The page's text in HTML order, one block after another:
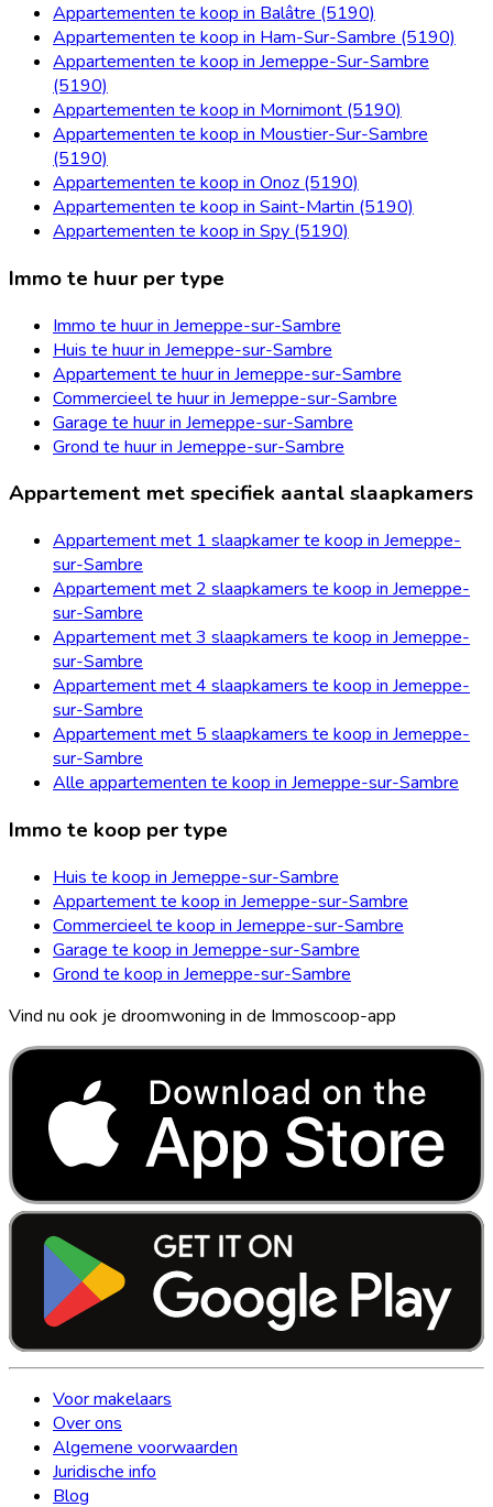
Appartementen te koop in Balâtre (5190)
Appartementen te koop in Ham-Sur-Sambre (5190)
Appartementen te koop in Jemeppe-Sur-Sambre
(5190)
Appartementen te koop in Mornimont (5190)
Appartementen te koop in Moustier-Sur-Sambre
(5190)
Appartementen te koop in Onoz (5190)
Appartementen te koop in Saint-Martin (5190)
Appartementen te koop in Spy (5190)
Immo te huur per type
Immo te huur in Jemeppe-sur-Sambre
Huis te huur in Jemeppe-sur-Sambre
Appartement te huur in Jemeppe-sur-Sambre
Commercieel te huur in Jemeppe-sur-Sambre
Garage te huur in Jemeppe-sur-Sambre
Grond te huur in Jemeppe-sur-Sambre
Appartement met specifiek aantal slaapkamers
Appartement met 1 slaapkamer te koop in Jemeppe-
sur-Sambre
Appartement met 2 slaapkamers te koop in Jemeppe-
sur-Sambre
Appartement met 3 slaapkamers te koop in Jemeppe-
sur-Sambre
Appartement met 4 slaapkamers te koop in Jemeppe-
sur-Sambre
Appartement met 5 slaapkamers te koop in Jemeppe-
sur-Sambre
Alle appartementen te koop in Jemeppe-sur-Sambre
Immo te koop per type
Huis te koop in Jemeppe-sur-Sambre
Appartement te koop in Jemeppe-sur-Sambre
Commercieel te koop in Jemeppe-sur-Sambre
Garage te koop in Jemeppe-sur-Sambre
Grond te koop in Jemeppe-sur-Sambre
Vind nu ook je droomwoning in de Immoscoop-app
Voor makelaars
Over ons
Algemene voorwaarden
Juridische info
Blog